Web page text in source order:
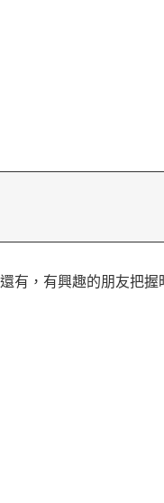
有，有興趣的朋友把握